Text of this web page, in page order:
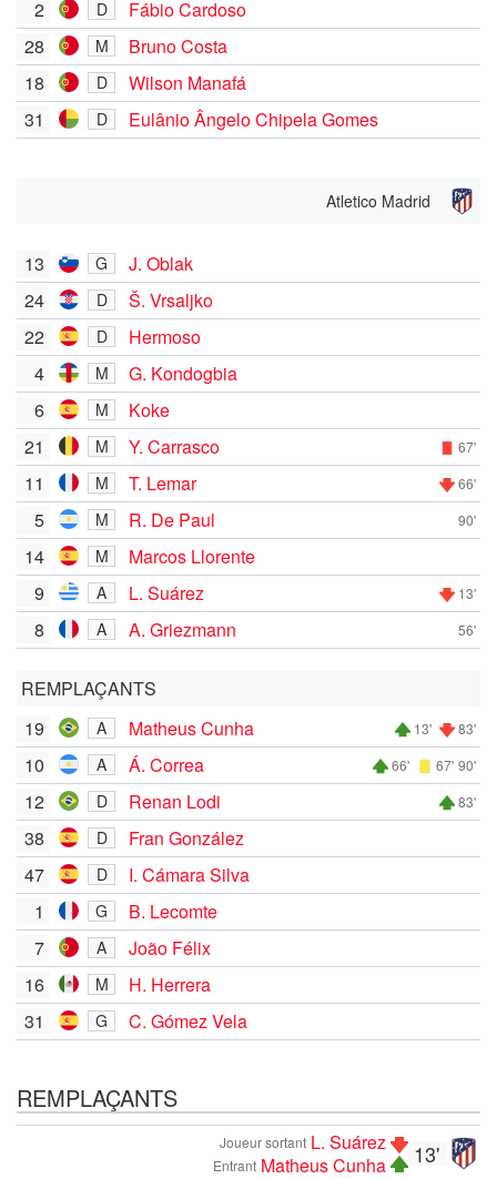
2 D
Fábio Cardoso
28
M
Bruno Costa
18
D
Wilson Manafá
31
D Eulânio Ângelo Chipela Gomes
Atletico Madrid
13 G
J. Oblak
24
D
Š. Vrsaljko
22
D
Hermoso
4
M
G. Kondogbia
6
M
Koke
21
M Y. Carrasco 67'
11 M T. Lemar 66'
5 M R. De Paul 90'
14 M
Marcos Llorente
9
A L. Suárez 13'
8 A A. Griezmann 56'
REMPLAÇANTS
19
A Matheus Cunha 13' 83'
10 A Á. Correa 66' 67' 90'
12 D Renan Lodi 83'
38 D
Fran González
47
D
I. Cámara Silva
1
G
B. Lecomte
7
A
João Félix
16
M
H. Herrera
31
G C. Gómez Vela
REMPLAÇANTS
13'
Joueur sortant L. Suárez
Entrant Matheus Cunha